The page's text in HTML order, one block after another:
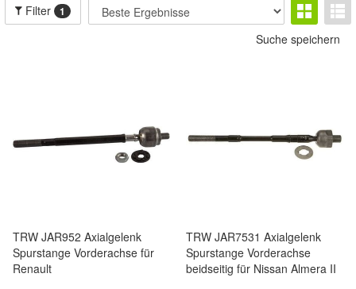
Filter 1
Suche speichern
TRW JAR952 Axialgelenk
Spurstange Vorderachse für
Renault
TRW JAR7531 Axialgelenk
Spurstange Vorderachse
beidseitig für Nissan Almera II